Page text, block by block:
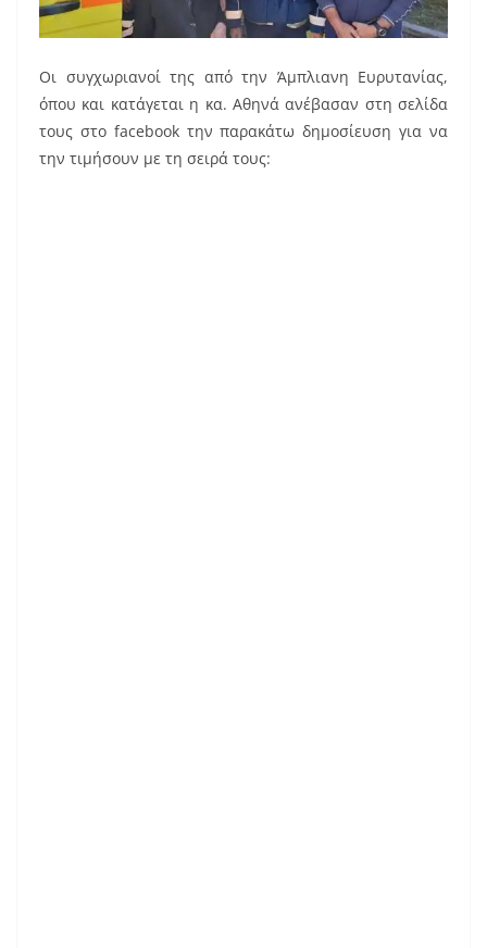
Οι συγχωριανοί της από την Άμπλιανη Ευρυτανίας,
όπου και κατάγεται η κα. Αθηνά ανέβασαν στη σελίδα
τους στο facebook την παρακάτω δημοσίευση για να
την τιμήσουν με τη σειρά τους: